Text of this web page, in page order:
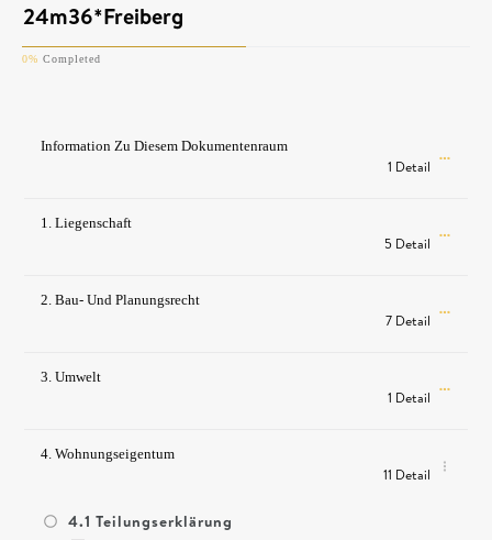
24m36*Freiberg
0% Completed
Information Zu Diesem Dokumentenraum
1 Detail
1. Liegenschaft
5 Detail
2. Bau- Und Planungsrecht
7 Detail
3. Umwelt
1 Detail
4. Wohnungseigentum
11 Detail
4.1 Teilungserklärung